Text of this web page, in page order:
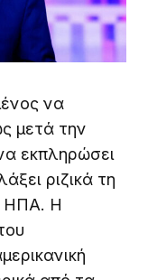
να
μετά την
εκπληρώσει
ριζικά τη
ΗΠΑ. Η